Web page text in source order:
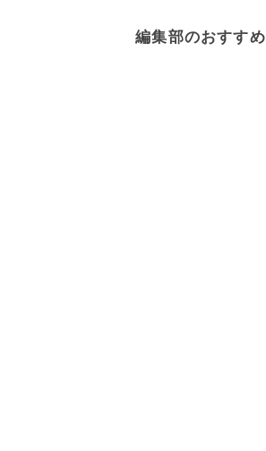
編集部のおすすめ